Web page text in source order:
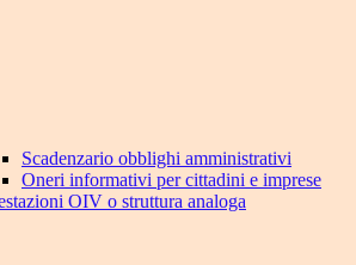
Scadenzario obblighi amministrativi
Oneri informativi per cittadini e imprese
OIV o struttura analoga